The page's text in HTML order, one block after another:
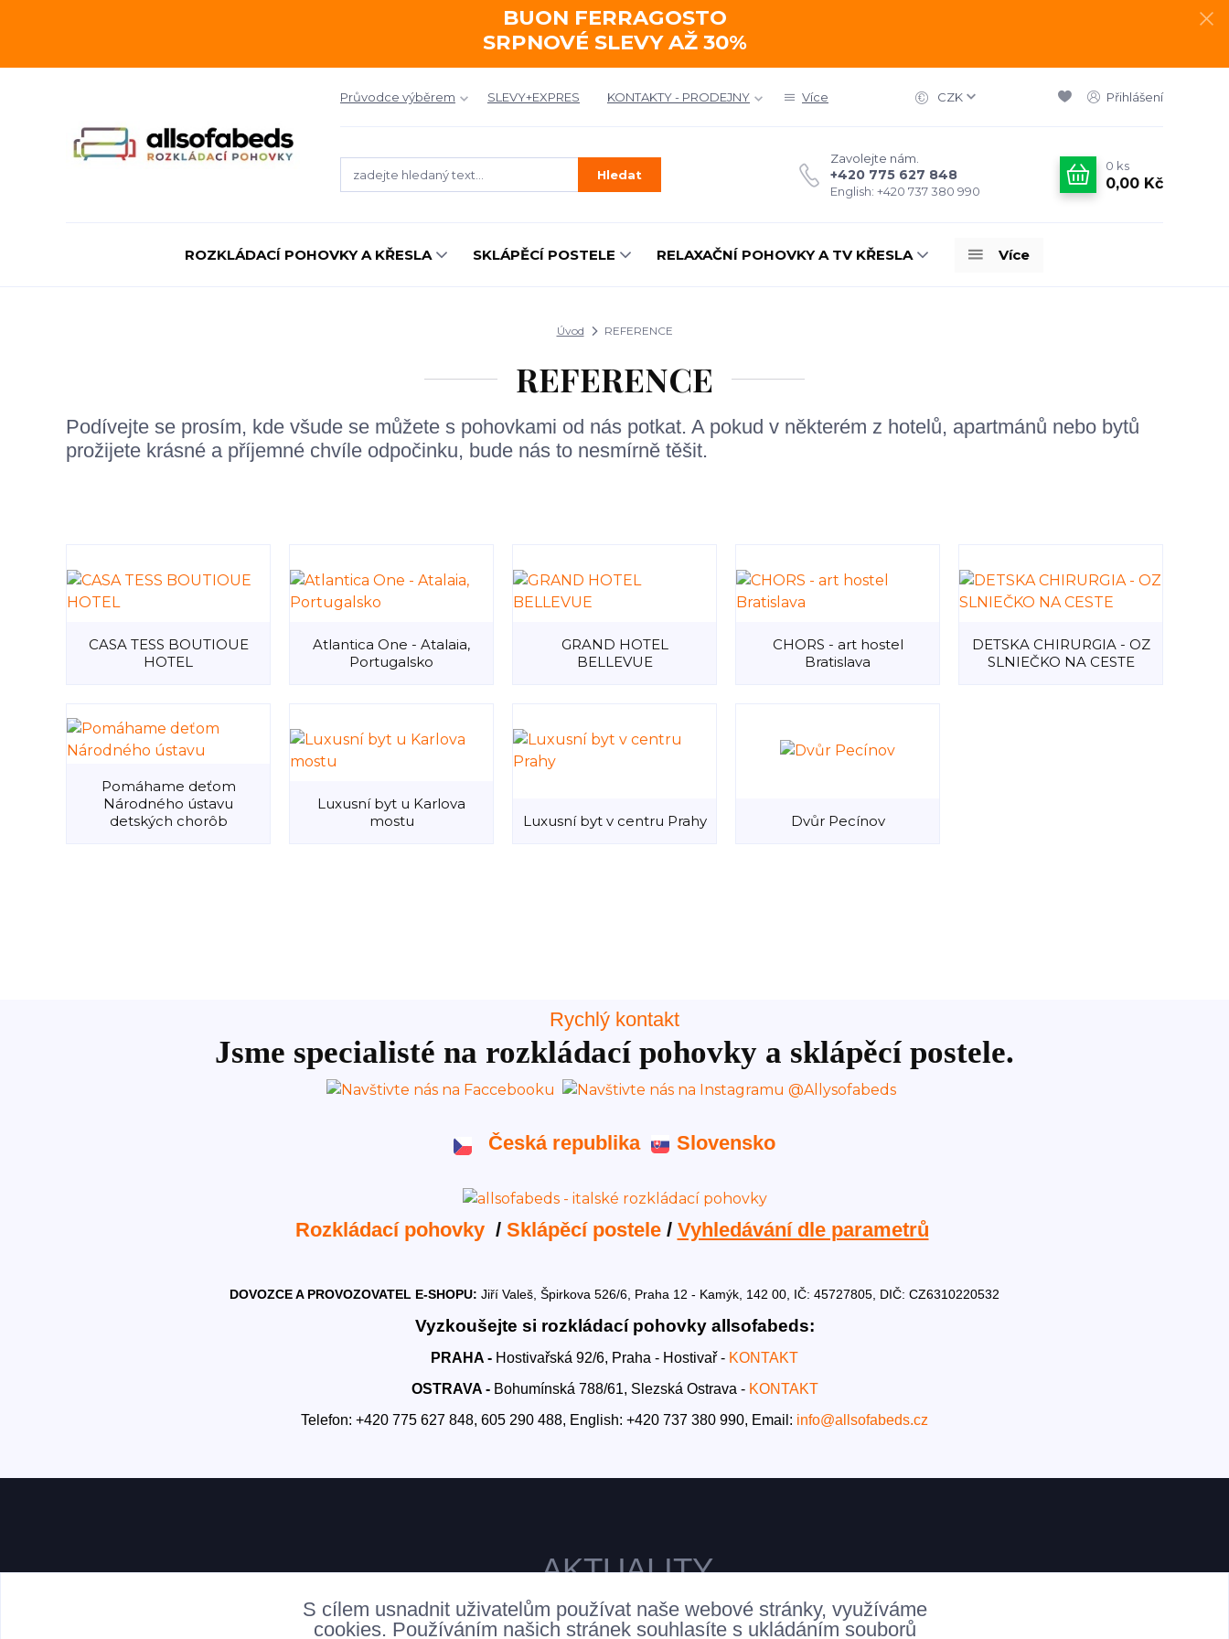
BUON FERRAGOSTO
SRPNOVÉ SLEVY AŽ 30%
Průvodce výběrem SLEVY+EXPRES KONTAKTY - PRODEJNY Více CZK Přihlášení
Hledat
Zavolejte nám.
+420 775 627 848
English: +420 737 380 990
0 ks
0,00 Kč
ROZKLÁDACÍ POHOVKY A KŘESLA SKLÁPĚCÍ POSTELE RELAXAČNÍ POHOVKY A TV KŘESLA Více
Úvod REFERENCE
REFERENCE
Podívejte se prosím, kde všude se můžete s pohovkami od nás potkat. A pokud v některém z hotelů, apartmánů nebo bytů
prožijete krásné a příjemné chvíle odpočinku, bude nás to nesmírně těšit.
CASA TESS BOUTIOUE
HOTEL
Atlantica One - Atalaia,
Portugalsko
GRAND HOTEL
BELLEVUE
CHORS - art hostel
Bratislava
DETSKA CHIRURGIA - OZ
SLNIEČKO NA CESTE
Pomáhame deťom
Národného ústavu
detských chorôb
Luxusní byt u Karlova
mostu
Luxusní byt v centru Prahy Dvůr Pecínov
Rychlý kontakt
Jsme specialisté na rozkládací pohovky a sklápěcí postele.
Česká republika Slovensko
Rozkládací pohovky / Sklápěcí postele/ Vyhledávání dle parametrů
DOVOZCE A PROVOZOVATEL E-SHOPU: Jiří Valeš, Špirkova 526/6, Praha 12 - Kamýk, 142 00, IČ: 45727805, DIČ: CZ6310220532
Vyzkoušejte si rozkládací pohovky allsofabeds:
PRAHA - Hostivařská 92/6, Praha - Hostivař - KONTAKT
OSTRAVA - Bohumínská 788/61, Slezská Ostrava - KONTAKT
Telefon: +420 775 627 848, 605 290 488, English: +420 737 380 990, Email: info@allsofabeds.cz
AKTUALITY
S cílem usnadnit uživatelům používat naše webové stránky, využíváme
cookies. Používáním našich stránek souhlasíte s ukládáním souborů